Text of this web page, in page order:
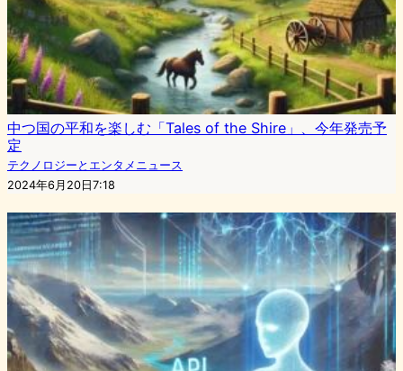
中つ国の平和を楽しむ「Tales of the Shire」、今年発売予
定
テクノロジーとエンタメニュース
2024年6月20日7:18